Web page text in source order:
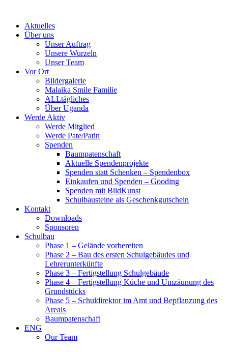
contentAktuelles
Über uns
Unser Auftrag
Unsere Wurzeln
Unser Team
Vor Ort
Bildergalerie
Malaika Smile Familie
ALLtägliches
Über Uganda
Werde Aktiv
Werde Mitglied
Werde Pate/Patin
Spenden
Baumpatenschaft
Aktuelle Spendenprojekte
Spenden statt Schenken – Spendenbox
Einkaufen und Spenden – Gooding
Spenden mit BildKunst
Schulbausteine als Geschenkgutschein
Kontakt
Downloads
Sponsoren
Schulbau
Phase 1 – Gelände vorbereiten
Phase 2 – Bau des ersten Schulgebäudes und
Lehrerunterkünfte
Phase 3 – Fertigstellung Schulgebäude
Phase 4 – Fertigstellung Küche und Umzäunung des
Grundstücks
Phase 5 – Schuldirektor im Amt und Bepflanzung des
Areals
Baumpatenschaft
ENG
Our Team